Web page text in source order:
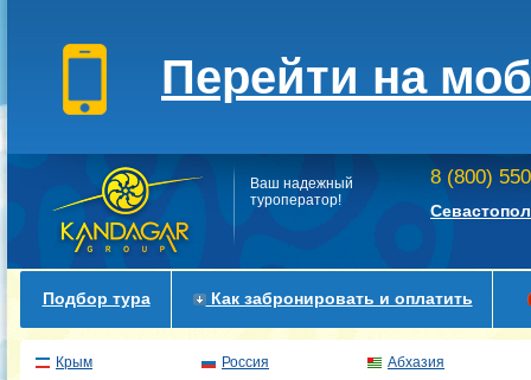
Перейти на
Ваш надежный
туроператор!
8 (800)
Подбор тура Как забронировать и оплатить
Крым Россия Абхазия